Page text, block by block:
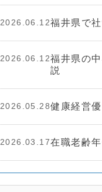
2026.06.12福井県で
2026.06.12福井県の
説
2026.05.28健康経営
2026.03.17在職老齢